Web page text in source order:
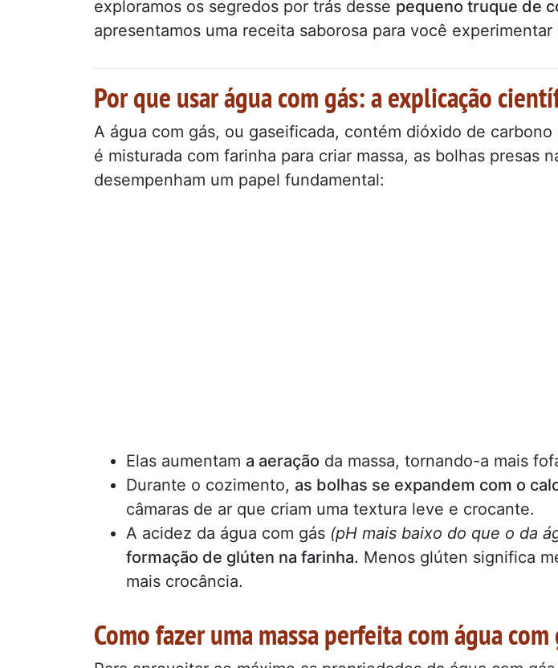
exploramos os segredos por trás desse pequeno truque de
apresentamos uma receita saborosa para você
Por que usar água com gás: a explicação
A água com gás, ou gaseificada, contém dióxido de
é misturada com farinha para criar massa, as bolhas presas
desempenham um papel fundamental:
Elas aumentam a aeração da massa, tornando-a mais
Durante o cozimento, as bolhas se expandem com o
câmaras de ar que criam uma textura leve e crocante.
A acidez da água com gás (pH mais baixo do que o da
formação de glúten na farinha. Menos glúten significa
mais crocância.
Como fazer uma massa perfeita com água com